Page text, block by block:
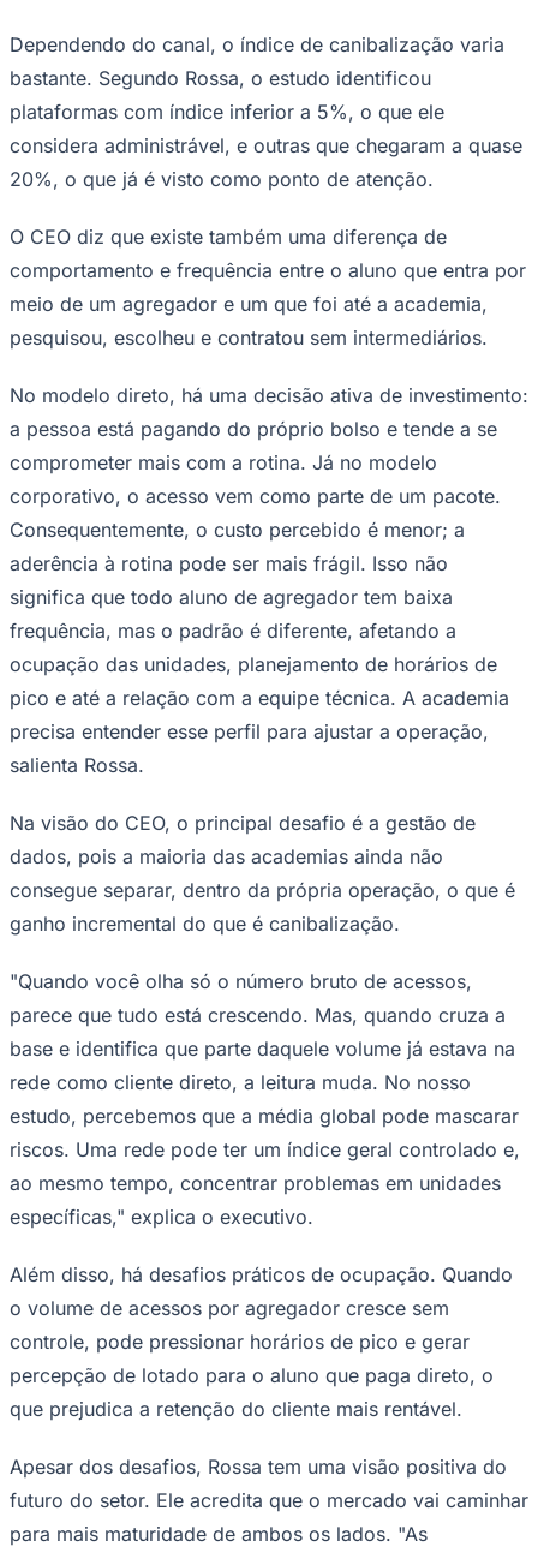
Corinthians
Palmeiras
São Paulo
Dependendo do canal, o índice de canibalização varia
bastante. Segundo Rossa, o estudo identificou
plataformas com índice inferior a 5%, o que ele
considera administrável, e outras que chegaram a quase
20%, o que já é visto como ponto de atenção.
O CEO diz que existe também uma diferença de
comportamento e frequência entre o aluno que entra por
meio de um agregador e um que foi até a academia,
pesquisou, escolheu e contratou sem intermediários.
No modelo direto, há uma decisão ativa de investimento:
a pessoa está pagando do próprio bolso e tende a se
comprometer mais com a rotina. Já no modelo
corporativo, o acesso vem como parte de um pacote.
Consequentemente, o custo percebido é menor; a
aderência à rotina pode ser mais frágil. Isso não
significa que todo aluno de agregador tem baixa
frequência, mas o padrão é diferente, afetando a
ocupação das unidades, planejamento de horários de
pico e até a relação com a equipe técnica. A academia
precisa entender esse perfil para ajustar a operação,
salienta Rossa.
Na visão do CEO, o principal desafio é a gestão de
dados, pois a maioria das academias ainda não
consegue separar, dentro da própria operação, o que é
ganho incremental do que é canibalização.
"Quando você olha só o número bruto de acessos,
parece que tudo está crescendo. Mas, quando cruza a
base e identifica que parte daquele volume já estava na
rede como cliente direto, a leitura muda. No nosso
estudo, percebemos que a média global pode mascarar
riscos. Uma rede pode ter um índice geral controlado e,
ao mesmo tempo, concentrar problemas em unidades
específicas," explica o executivo.
Além disso, há desafios práticos de ocupação. Quando
o volume de acessos por agregador cresce sem
controle, pode pressionar horários de pico e gerar
percepção de lotado para o aluno que paga direto, o
que prejudica a retenção do cliente mais rentável.
Apesar dos desafios, Rossa tem uma visão positiva do
futuro do setor. Ele acredita que o mercado vai caminhar
para mais maturidade de ambos os lados. "As